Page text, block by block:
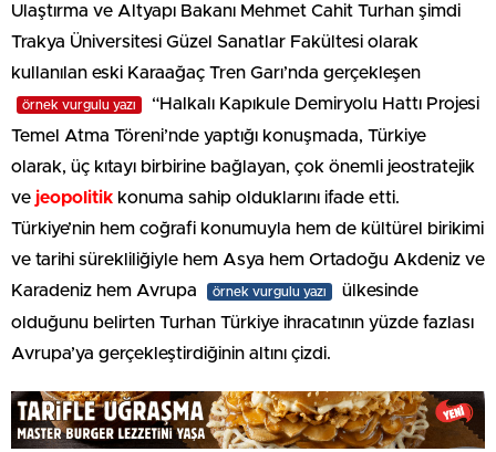
Ulaştırma ve Altyapı Bakanı Mehmet Cahit Turhan şimdi
Trakya Üniversitesi Güzel Sanatlar Fakültesi olarak
kullanılan eski Karaağaç Tren Garı’nda gerçekleşen
örnek vurgulu yazı
“Halkalı Kapıkule Demiryolu Hattı Projesi
Temel Atma Töreni’nde yaptığı konuşmada, Türkiye
olarak, üç kıtayı birbirine bağlayan, çok önemli jeostratejik
ve jeopolitik konuma sahip olduklarını ifade etti.
Türkiye’nin hem coğrafi konumuyla hem de kültürel birikimi
ve tarihi sürekliliğiyle hem Asya hem Ortadoğu Akdeniz ve
Karadeniz hem Avrupa
örnek vurgulu yazı
ülkesinde
olduğunu belirten Turhan Türkiye ihracatının yüzde fazlası
Avrupa’ya gerçekleştirdiğinin altını çizdi.